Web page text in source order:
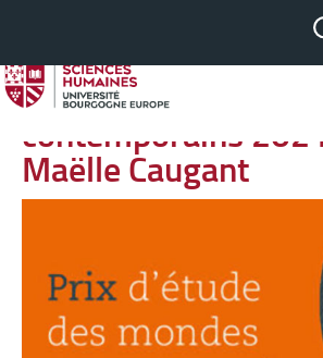
30 JUIN 2021
Prix d’étude des
contemporains
Maëlle Caugant